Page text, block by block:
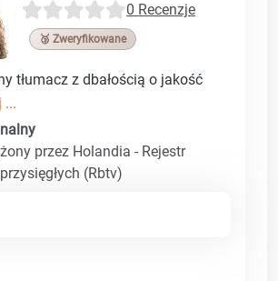
0 Recenzje
🥉 Zweryfikowane
tłumacz z dbałością o jakość
...
przez Holandia - Rejestr
(Rbtv)